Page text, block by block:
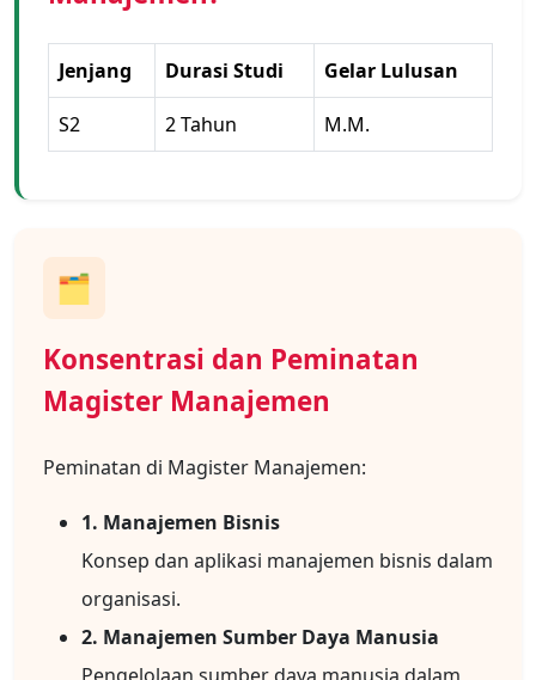
Jenjang Durasi Studi Gelar Lulusan
S2 2 Tahun M.M.
🗂️
Konsentrasi dan Peminatan
Magister Manajemen
Peminatan di Magister Manajemen:
1. Manajemen Bisnis
Konsep dan aplikasi manajemen bisnis dalam
organisasi.
2. Manajemen Sumber Daya Manusia